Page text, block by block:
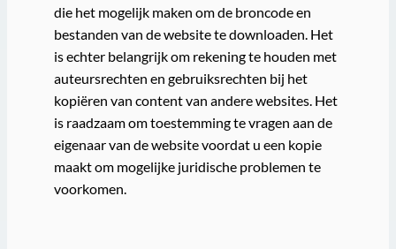
die het mogelijk maken om de broncode en
bestanden van de website te downloaden. Het
is echter belangrijk om rekening te houden met
auteursrechten en gebruiksrechten bij het
kopiëren van content van andere websites. Het
is raadzaam om toestemming te vragen aan de
eigenaar van de website voordat u een kopie
maakt om mogelijke juridische problemen te
voorkomen.